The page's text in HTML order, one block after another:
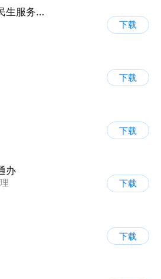
天津公安民生服务平台
下载
下载
下载
办
下载
下载